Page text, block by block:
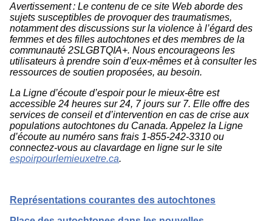
Avertissement : Le contenu de ce site Web aborde des
sujets susceptibles de provoquer des traumatismes,
notamment des discussions sur la violence à l’égard des
femmes et des filles autochtones et des membres de la
communauté 2SLGBTQIA+. Nous encourageons les
utilisateurs à prendre soin d’eux-mêmes et à consulter les
ressources de soutien proposées, au besoin.
La Ligne d’écoute d’espoir pour le mieux-être est
accessible 24 heures sur 24, 7 jours sur 7. Elle offre des
services de conseil et d’intervention en cas de crise aux
populations autochtones du Canada. Appelez la Ligne
d’écoute au numéro sans frais 1-855-242-3310 ou
connectez-vous au clavardage en ligne sur le site
espoirpourlemieuxetre.ca.
Représentations courantes des autochtones